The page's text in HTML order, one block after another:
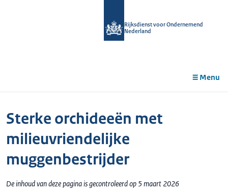
Rijksdienst voor Ondernemend
Nederland
Menu
Sterke orchideeën met
milieuvriendelijke
muggenbestrijder
De inhoud van deze pagina is gecontroleerd op 5 maart 2026